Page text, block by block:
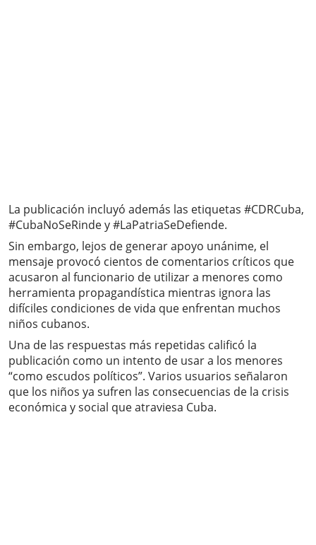
La publicación incluyó además las etiquetas #CDRCuba,
#CubaNoSeRinde y #LaPatriaSeDefiende.
Sin embargo, lejos de generar apoyo unánime, el
mensaje provocó cientos de comentarios críticos que
acusaron al funcionario de utilizar a menores como
herramienta propagandística mientras ignora las
difíciles condiciones de vida que enfrentan muchos
niños cubanos.
Una de las respuestas más repetidas calificó la
publicación como un intento de usar a los menores
“como escudos políticos”. Varios usuarios señalaron
que los niños ya sufren las consecuencias de la crisis
económica y social que atraviesa Cuba.